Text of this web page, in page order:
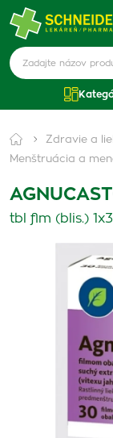
Zdravie a
Menštruácia a
tbl flm (blis.)